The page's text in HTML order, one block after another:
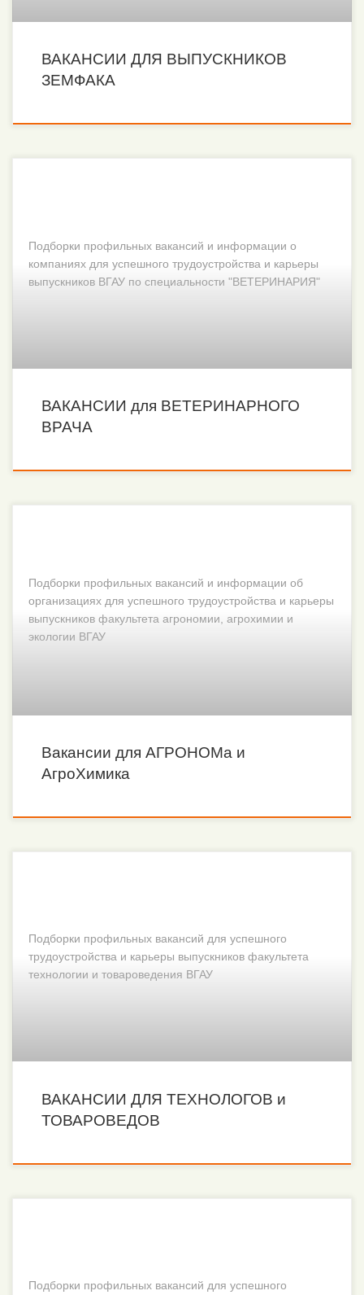
ВАКАНСИИ ДЛЯ ВЫПУСКНИКОВ
ЗЕМФАКА
Подборки профильных вакансий и информации о
компаниях для успешного трудоустройства и карьеры
выпускников ВГАУ по специальности "ВЕТЕРИНАРИЯ"
ВАКАНСИИ для ВЕТЕРИНАРНОГО
ВРАЧА
Подборки профильных вакансий и информации об
организациях для успешного трудоустройства и карьеры
выпускников факультета агрономии, агрохимии и
экологии ВГАУ
Вакансии для АГРОНОМа и
АгроХимика
Подборки профильных вакансий для успешного
трудоустройства и карьеры выпускников факультета
технологии и товароведения ВГАУ
ВАКАНСИИ ДЛЯ ТЕХНОЛОГОВ и
ТОВАРОВЕДОВ
Подборки профильных вакансий для успешного